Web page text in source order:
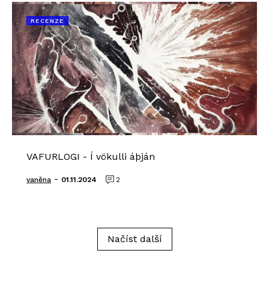
RECENZE
VAFURLOGI - Í vökulli áþján
vaněna - 01.11.2024 2
Načíst další